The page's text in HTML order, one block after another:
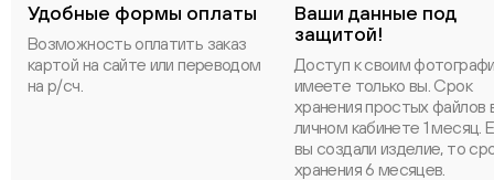
Удобные формы оплаты
Возможность оплатить заказ
картой на сайте или переводом
на р/сч.
Ваши данные под
защитой!
Доступ к своим
имеете только вы. Срок
хранения простых файлов
личном кабинете 1 месяц.
вы создали изделие, то
хранения 6 месяцев.